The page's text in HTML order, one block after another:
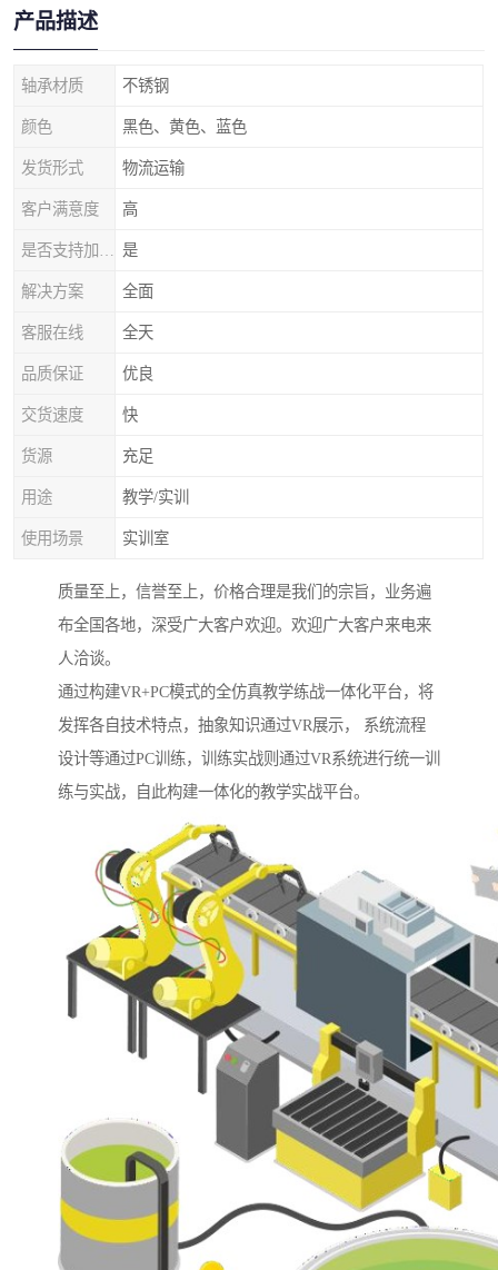
产品描述
轴承材质 不锈钢
颜色 黑色、黄色、蓝色
发货形式 物流运输
客户满意度 高
是
解决方案 全面
客服在线 全天
品质保证 优良
交货速度 快
货源 充足
用途 教学/实训
使用场景 实训室
质量至上，信誉至上，价格合理是我们的宗旨，业务遍
布全国各地，深受广大客户欢迎。欢迎广大客户来电来
人洽谈。
通过构建VR+PC模式的全仿真教学练战一体化平台，将
发挥各自技术特点，抽象知识通过VR展示， 系统流程
设计等通过PC训练，训练实战则通过VR系统进行统一训
练与实战，自此构建一体化的教学实战平台。